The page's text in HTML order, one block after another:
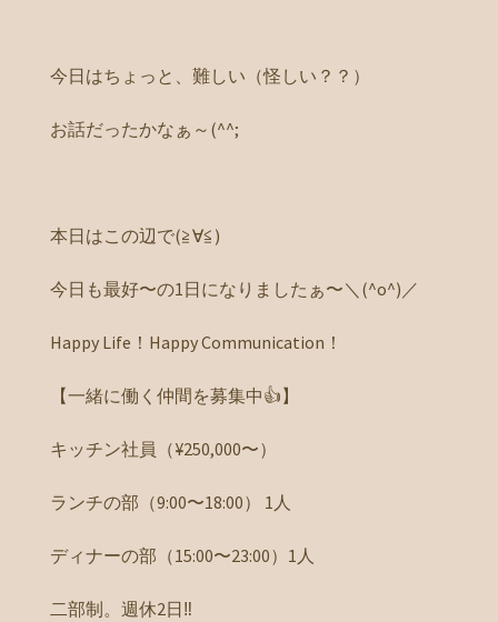
今日はちょっと、難しい（怪しい？？）
お話だったかなぁ～(^^;
本日はこの辺で(≧∀≦)
今日も最好〜の1日になりましたぁ〜＼(^o^)／
Happy Life！Happy Communication！
【一緒に働く仲間を募集中👍】
キッチン社員（¥250,000〜）
ランチの部（9:00〜18:00） 1人
ディナーの部（15:00〜23:00）1人
二部制。週休2日‼️